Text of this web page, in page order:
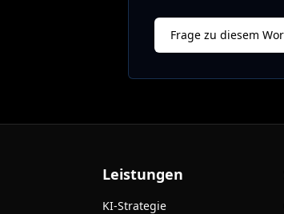
Frage zu diesem
Leistungen
KI-Strategie